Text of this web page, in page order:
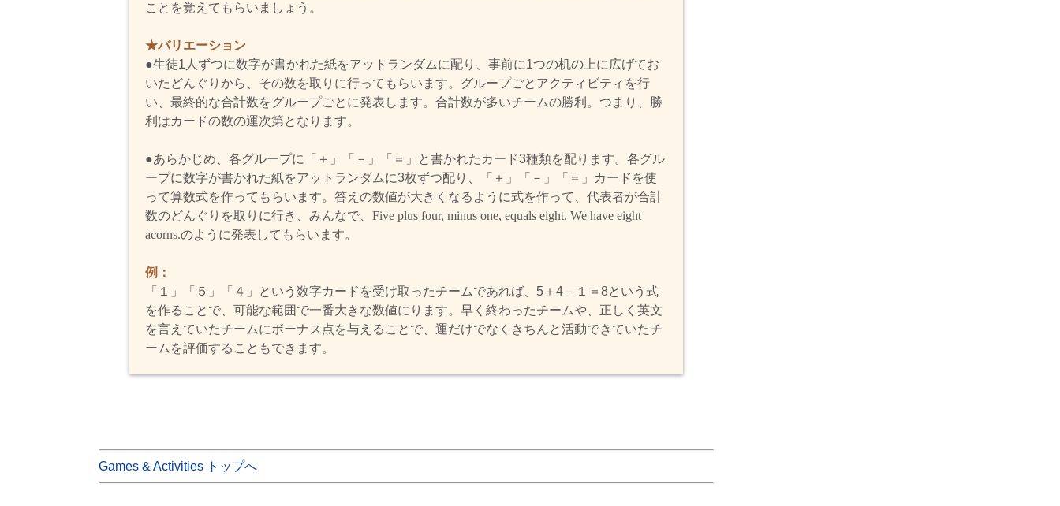
ことを覚えてもらいましょう。
★バリエーション
●生徒1人ずつに数字が書かれた紙をアットランダムに配り、事前に1つの机の上に広げてお
いたどんぐりから、その数を取りに行ってもらいます。グループごとアクティビティを行
い、最終的な合計数をグループごとに発表します。合計数が多いチームの勝利。つまり、勝
利はカードの数の運次第となります。
●あらかじめ、各グループに「＋」「－」「＝」と書かれたカード3種類を配ります。各グル
ープに数字が書かれた紙をアットランダムに3枚ずつ配り、「＋」「－」「＝」カードを使
って算数式を作ってもらいます。答えの数値が大きくなるように式を作って、代表者が合計
数のどんぐりを取りに行き、みんなで、 Five plus four, minus one, equals eight. We have eight
acorns.のように発表してもらいます。
例：
「１」「５」「４」という数字カードを受け取ったチームであれば、5＋4－１＝8という式
を作ることで、可能な範囲で一番大きな数値にります。早く終わったチームや、正しく英文
を言えていたチームにボーナス点を与えることで、運だけでなくきちんと活動できていたチ
ームを評価することもできます。
Games & Activities トップへ